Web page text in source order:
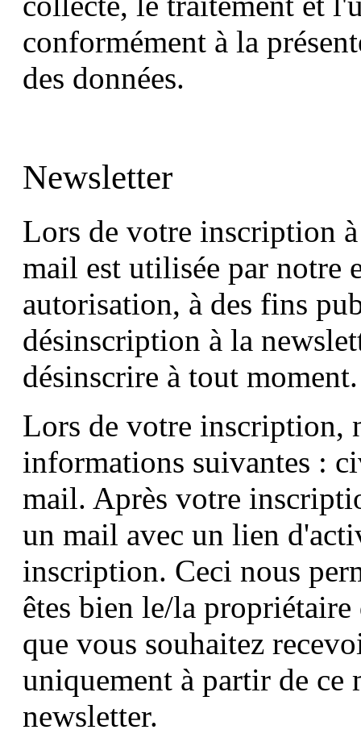
conformément à la
des données.
Newsletter
Lors de votre inscription
mail est utilisée par notre
autorisation, à des fins
désinscription à la
désinscrire à tout moment.
Lors de votre inscription,
informations suivantes :
mail. Après votre
un mail avec un lien
inscription. Ceci nous
êtes bien le/la
que vous souhaitez
uniquement à partir de ce
newsletter.